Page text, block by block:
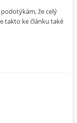
že celý
takto ke článku také